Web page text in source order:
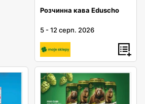
Розчинна кава Eduscho
5 -12 серп. 2026